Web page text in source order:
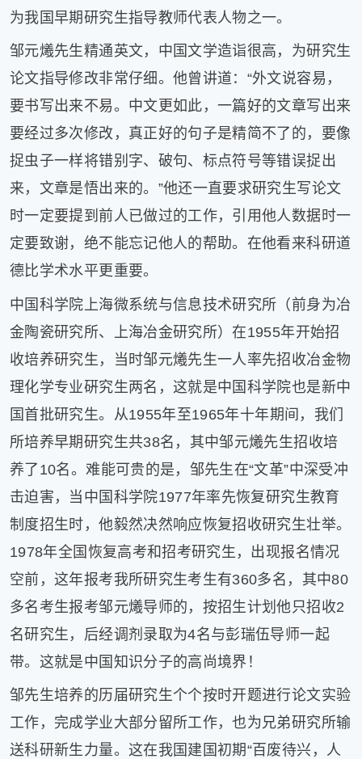
多
﹥
为我国早期研究生指导教师代表人物之一。
邹元爔先生精通英文，中国文学造诣很高，为研究生
论文指导修改非常仔细。他曾讲道：“外文说容易，
要书写出来不易。中文更如此，一篇好的文章写出来
要经过多次修改，真正好的句子是精简不了的，要像
捉虫子一样将错别字、破句、标点符号等错误捉出
来，文章是悟出来的。”他还一直要求研究生写论文
时一定要提到前人已做过的工作，引用他人数据时一
定要致谢，绝不能忘记他人的帮助。在他看来科研道
德比学术水平更重要。
中国科学院上海微系统与信息技术研究所（前身为冶
金陶瓷研究所、上海冶金研究所）在1955年开始招
收培养研究生，当时邹元爔先生一人率先招收冶金物
理化学专业硏究生两名，这就是中国科学院也是新中
国首批研究生。从1955年至1965年十年期间，我们
所培养早期研究生共38名，其中邹元爔先生招收培
养了10名。难能可贵的是，邹先生在“文革”中深受冲
击迫害，当中国科学院1977年率先恢复研究生教育
制度招生时，他毅然决然响应恢复招收研究生壮举。
1978年全国恢复高考和招考研究生，出现报名情况
空前，这年报考我所研究生考生有360多名，其中80
多名考生报考邹元爔导师的，按招生计划他只招收2
名研究生，后经调剂录取为4名与彭瑞伍导师一起
带。这就是中国知识分子的高尚境界！
邹先生培养的历届研究生个个按时开题进行论文实验
工作，完成学业大部分留所工作，也为兄弟研究所输
送科研新生力量。这在我国建国初期“百废待兴，人